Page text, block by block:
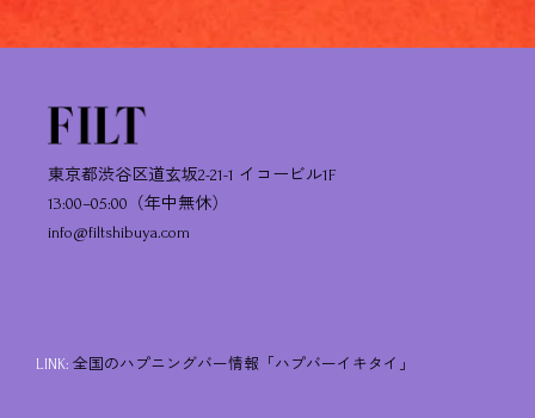
東京都渋谷区道玄坂2-21-1 イコービル1F
13:00–05:00（年中無休）
info@filtshibuya.com
LINK: 全国のハプニングバー情報「ハプバーイキタイ」